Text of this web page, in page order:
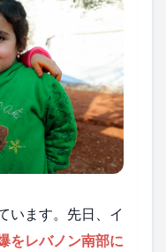
います。先日、イ
をレバノン南部に